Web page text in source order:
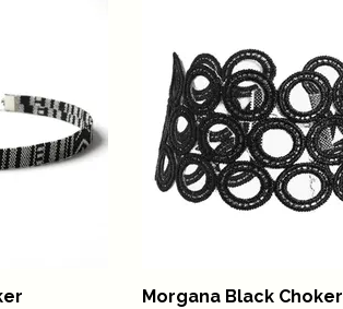
Morgana Black Choker